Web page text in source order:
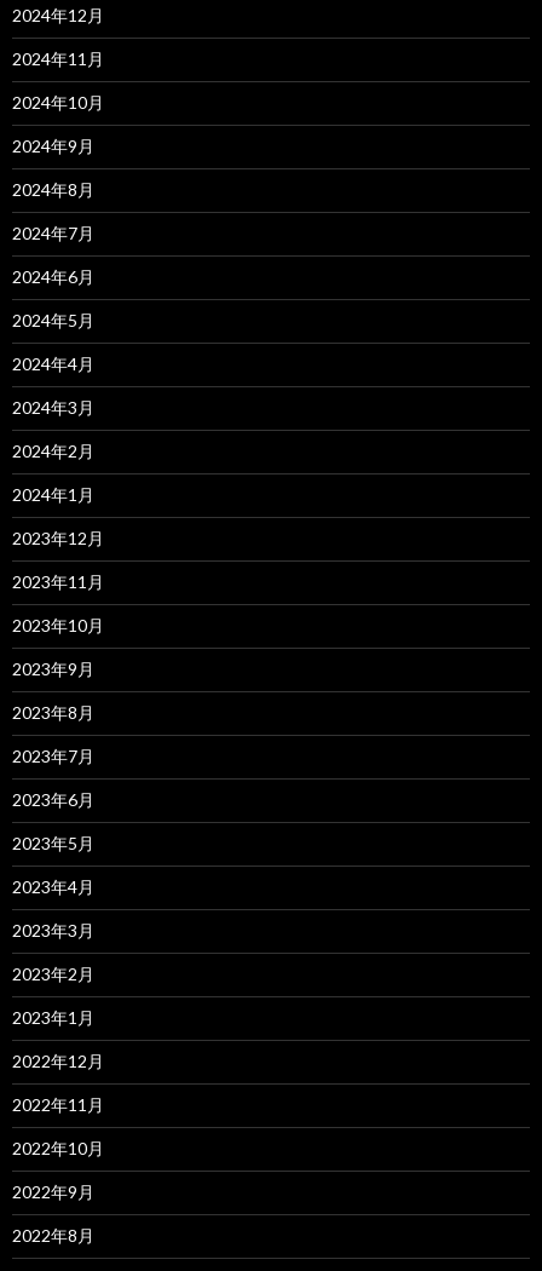
2024年12月
2024年11月
2024年10月
2024年9月
2024年8月
2024年7月
2024年6月
2024年5月
2024年4月
2024年3月
2024年2月
2024年1月
2023年12月
2023年11月
2023年10月
2023年9月
2023年8月
2023年7月
2023年6月
2023年5月
2023年4月
2023年3月
2023年2月
2023年1月
2022年12月
2022年11月
2022年10月
2022年9月
2022年8月